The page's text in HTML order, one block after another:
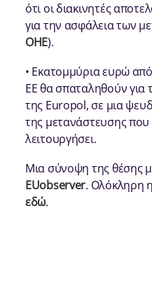
ότι οι διακινητές
για την ασφάλεια των
ΟΗΕ).
• Εκατομμύρια ευρώ
ΕΕ θα σπαταληθούν για
της Europol, σε μια
της μετανάστευσης
λειτουργήσει.
Μια σύνοψη της θέσης
EUobserver. Ολόκληρη η
εδώ.